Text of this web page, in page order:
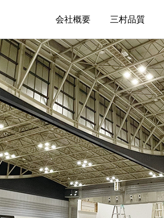
会社概要 三村品質